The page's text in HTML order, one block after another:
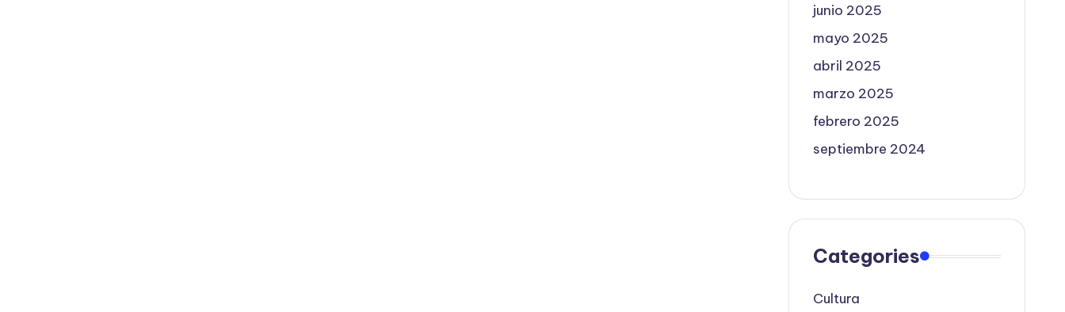
junio 2025
mayo 2025
abril 2025
marzo 2025
febrero 2025
septiembre 2024
Categories
Cultura